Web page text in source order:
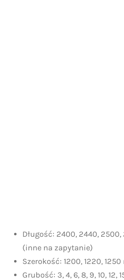
Długość: 2400, 2440,
(inne na zapytanie)
Szerokość: 1200, 1220,
Grubość: 3, 4, 6, 8, 9, 10, 12,